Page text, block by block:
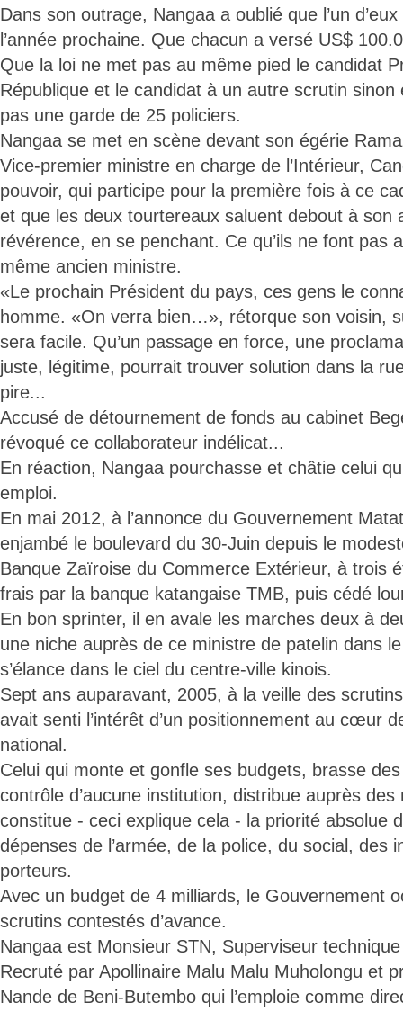
Dans son outrage, Nangaa a oublié que l’un
l’année prochaine. Que chacun a versé US$
Que la loi ne met pas au même pied le candidat
République et le candidat à un autre scrutin sinon
pas une garde de 25 policiers.
Nangaa se met en scène devant son égérie
Vice-premier ministre en charge de l’Intérieur,
pouvoir, qui participe pour la première fois à ce
et que les deux tourtereaux saluent debout à son
révérence, en se penchant. Ce qu’ils ne font pas
même ancien ministre.
«Le prochain Président du pays, ces gens le
homme. «On verra bien…», rétorque son voisin,
sera facile. Qu’un passage en force, une
juste, légitime, pourrait trouver solution dans la
pire...
Accusé de détournement de fonds au cabinet
révoqué ce collaborateur indélicat...
En réaction, Nangaa pourchasse et châtie celui
emploi.
En mai 2012, à l’annonce du Gouvernement
enjambé le boulevard du 30-Juin depuis le
Banque Zaïroise du Commerce Extérieur, à trois
frais par la banque katangaise TMB, puis cédé
En bon sprinter, il en avale les marches deux à
une niche auprès de ce ministre de patelin dans
s’élance dans le ciel du centre-ville kinois.
Sept ans auparavant, 2005, à la veille des
avait senti l’intérêt d’un positionnement au cœur
national.
Celui qui monte et gonfle ses budgets, brasse
contrôle d’aucune institution, distribue auprès
constitue - ceci explique cela - la priorité absolue
dépenses de l’armée, de la police, du social, des
porteurs.
Avec un budget de 4 milliards, le Gouvernement
scrutins contestés d’avance.
Nangaa est Monsieur STN, Superviseur
Recruté par Apollinaire Malu Malu Muholongu et
Nande de Beni-Butembo qui l’emploie comme